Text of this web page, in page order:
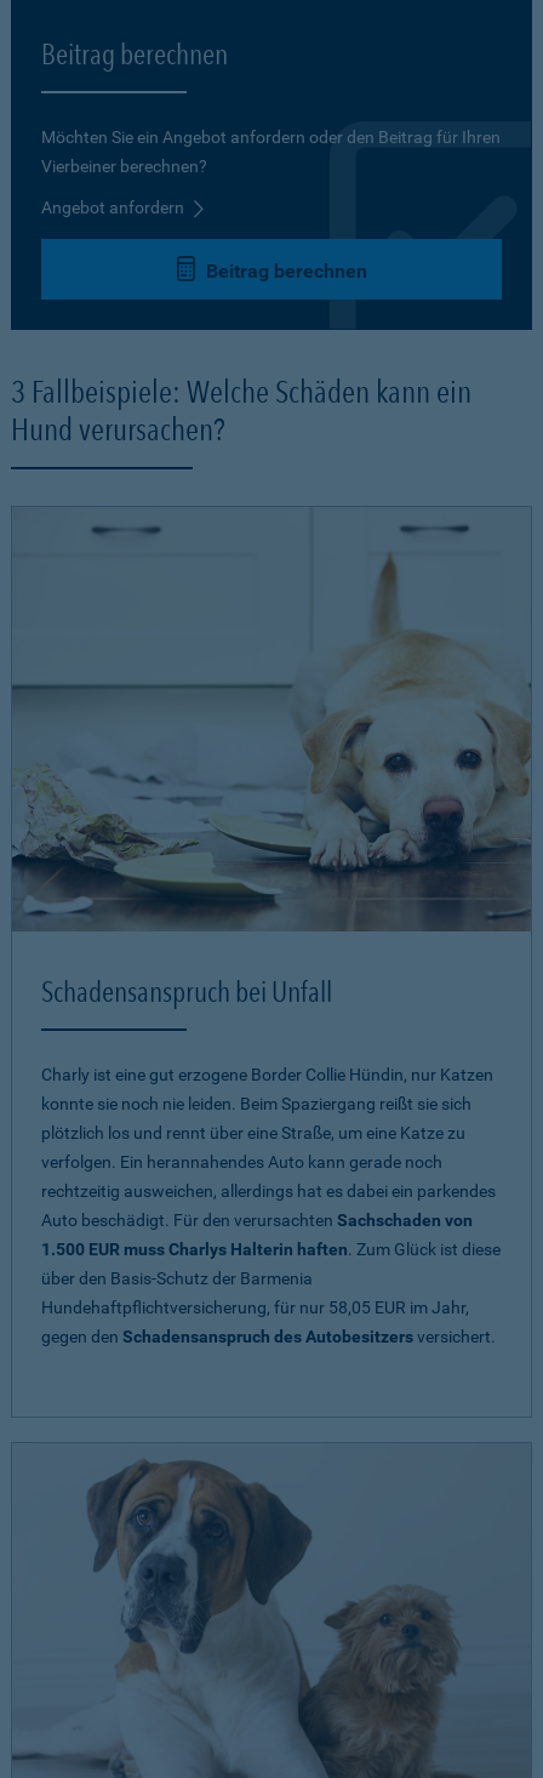
Beitrag berechnen
Möchten Sie ein Angebot anfordern oder den Beitrag für Ihren
Vierbeiner berechnen?
Angebot anfordern
Beitrag berechnen
3 Fallbeispiele: Welche Schäden kann ein
Hund verursachen?
Schadensanspruch bei Unfall
Charly ist eine gut erzogene Border Collie Hündin, nur Katzen
konnte sie noch nie leiden. Beim Spaziergang reißt sie sich
plötzlich los und rennt über eine Straße, um eine Katze zu
verfolgen. Ein herannahendes Auto kann gerade noch
rechtzeitig ausweichen, allerdings hat es dabei ein parkendes
Auto beschädigt. Für den verursachten Sachschaden von
1.500 EUR muss Charlys Halterin haften. Zum Glück ist diese
über den Basis-Schutz der Barmenia
Hundehaftpflichtversicherung, für nur 58,05 EUR im Jahr,
gegen den Schadensanspruch des Autobesitzersversichert.